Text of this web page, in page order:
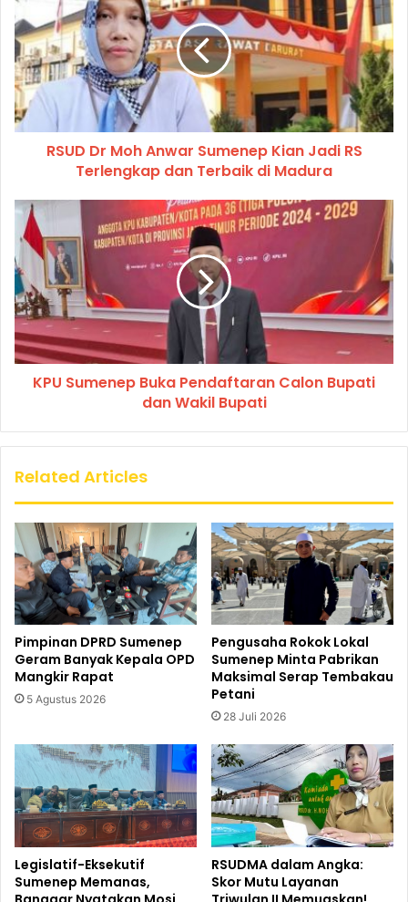
RSUD Dr Moh Anwar Sumenep Kian Jadi RS
Terlengkap dan Terbaik di Madura
KPU Sumenep Buka Pendaftaran Calon Bupati
dan Wakil Bupati
Related Articles
Pimpinan DPRD Sumenep
Geram Banyak Kepala OPD
Mangkir Rapat
5 Agustus 2026
Pengusaha Rokok Lokal
Sumenep Minta Pabrikan
Maksimal Serap Tembakau
Petani
28 Juli 2026
Legislatif-Eksekutif
Sumenep Memanas,
RSUDMA dalam Angka:
Skor Mutu Layanan